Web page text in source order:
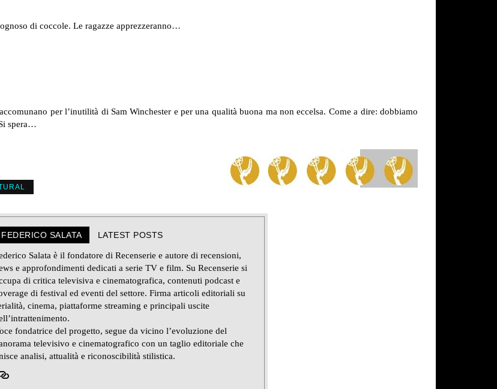
di coccole. Le ragazze apprezzeranno…
per l’inutilità di Sam Winchester e per una qualità buona ma non eccelsa. Come a dire: dobbiamo
spera…
FEDERICO SALATA LATEST POSTS
Salata è il fondatore di Recenserie e autore di recensioni,
e approfondimenti dedicati a serie TV e film. Su Recenserie si
di critica televisiva e cinematografica, contenuti podcast e
di festival ed eventi del settore. Firma articoli editoriali su
cinema, piattaforme streaming e principali uscite
fondatrice del progetto, segue da vicino l’evoluzione del
televisivo e cinematografico con un taglio editoriale che
analisi, attualità e riconoscibilità stilistica.